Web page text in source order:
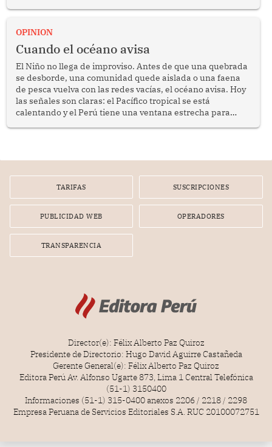
OPINION
Cuando el océano avisa
El Niño no llega de improviso. Antes de que una quebrada
se desborde, una comunidad quede aislada o una faena
de pesca vuelva con las redes vacías, el océano avisa. Hoy
las señales son claras: el Pacífico tropical se está
calentando y el Perú tiene una ventana estrecha para
TARIFAS SUSCRIPCIONES
PUBLICIDAD WEB OPERADORES
TRANSPARENCIA
Director(e): Félix Alberto Paz Quiroz
Presidente de Directorio: Hugo David Aguirre Castañeda
Gerente General(e): Félix Alberto Paz Quiroz
Editora Perú Av. Alfonso Ugarte 873, Lima 1 Central Telefónica
(51-1) 3150400
Informaciones (51-1) 315-0400 anexos 2206 / 2218 / 2298
Empresa Peruana de Servicios Editoriales S.A. RUC 20100072751